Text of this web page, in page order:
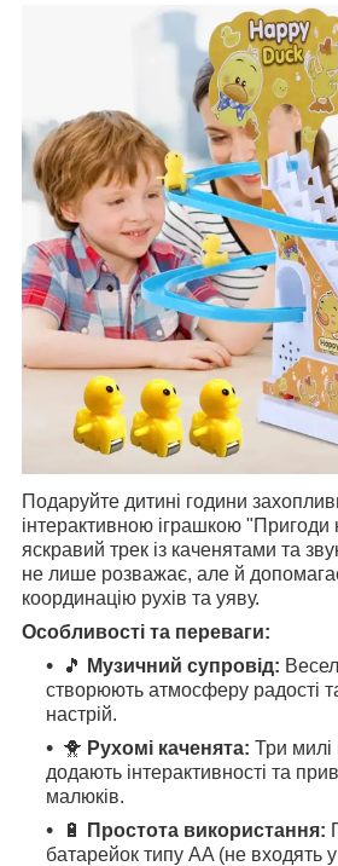
Подаруйте дитині години
інтерактивною іграшкою "Пригоди
яскравий трек із каченятами та
не лише розважає, але й
координацію рухів та уяву.
Особливості та переваги:
🎵
Музичний супровід:
створюють атмосферу радості
настрій.
🐥 Рухомі каченята: Три милі
додають інтерактивності та
малюків.
🔋
Простота використання:
батарейок типу AA (не входять